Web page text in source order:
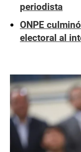
periodista
ONPE
electoral al